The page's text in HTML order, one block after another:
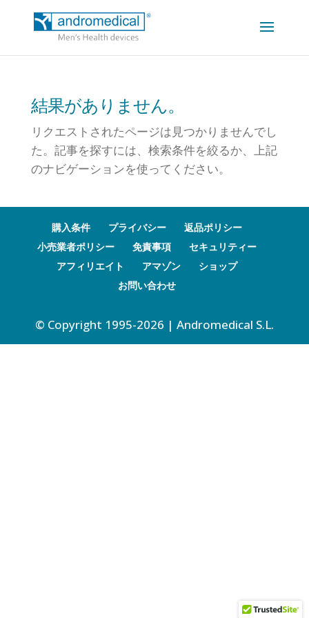
結果がありません。
リクエストされたページは見つかりませんでし
た。記事を探すには、検索条件を絞るか、上記
のナビゲーションを使ってください。
購入条件 プライバシー
返品ポリシー
小売業者ポリシー
免責事項
セキュリティー
アフィリエイト
アマゾン
ショップ
お問い合わせ
© Copyright 1995-2026 | Andromedical S.L.